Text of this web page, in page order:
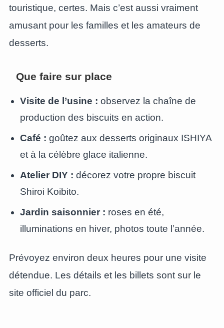
touristique, certes. Mais c’est aussi vraiment
amusant pour les familles et les amateurs de
desserts.
Que faire sur place
Visite de l’usine : observez la chaîne de
production des biscuits en action.
Café : goûtez aux desserts originaux ISHIYA
et à la célèbre glace italienne.
Atelier DIY : décorez votre propre biscuit
Shiroi Koibito.
Jardin saisonnier : roses en été,
illuminations en hiver, photos toute l’année.
Prévoyez environ deux heures pour une visite
détendue. Les détails et les billets sont sur le
site officiel du parc.